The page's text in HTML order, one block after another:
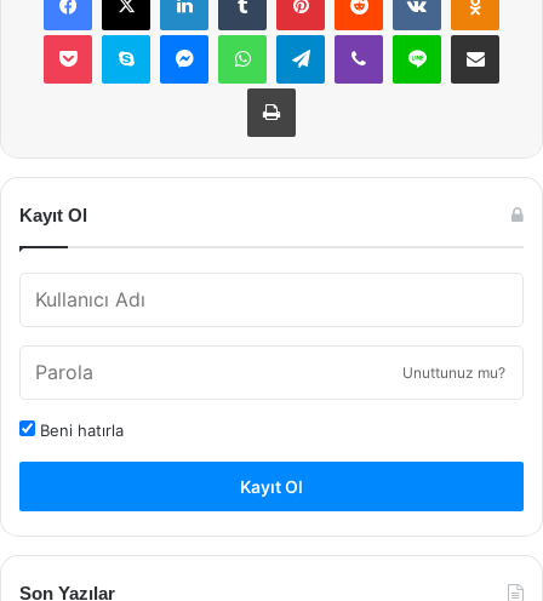
Pocket Skype MessengerWhatsAppTelegramViber Line E-Posta ile
Yazdır
Kayıt Ol
Unuttunuz mu?
Beni hatırla
Kayıt Ol
Son Yazılar